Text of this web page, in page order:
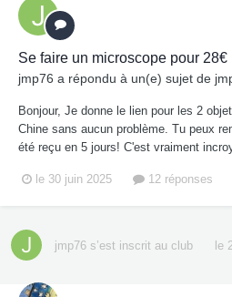
Se faire un microscope pour 28€
jmp76 a répondu à un(e) sujet de
Bonjour, Je donne le lien pour les 2
Chine sans aucun problème. Tu peux
été reçu en 5 jours! C'est vraiment
le 30 juin 2025 12 réponses
jmp76 s’est inscrit au club le